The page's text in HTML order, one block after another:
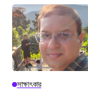
সাক্ষাৎকার